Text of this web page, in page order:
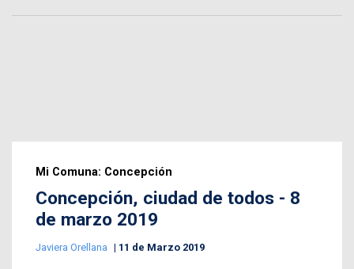
Mi Comuna: Concepción
Concepción, ciudad de todos - 8
de marzo 2019
Javiera Orellana 11 de Marzo 2019